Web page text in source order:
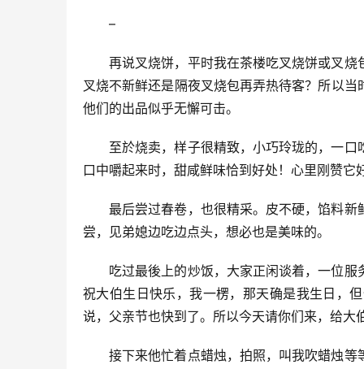
–
再说叉烧饼，平时我在茶楼吃叉烧饼或叉
叉烧不新鲜还是隔夜叉烧包再弄热待客？所以
他们的出品似乎无懈可击。
至於烧卖，样子很精致，小巧玲珑的，一
口中嚼起来时，甜咸鲜味恰到好处！心里刚赞
最后尝过春卷，也很精采。皮不硬，馅料
尝，见弟媳边吃边点头，想必也是美味的。
吃过最後上的炒饭，大家正闲谈着，一位
祝大伯生日快乐，我一楞，那天确是我生日，
说，父亲节也快到了。所以今天请你们来，给
接下来他忙着点蜡烛，拍照，叫我吹蜡烛